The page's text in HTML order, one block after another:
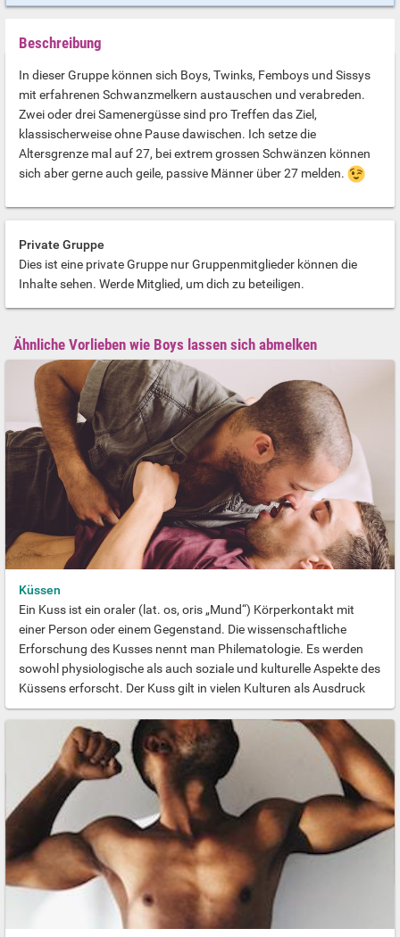
Beschreibung
In dieser Gruppe können sich Boys, Twinks, Femboys und Sissys
mit erfahrenen Schwanzmelkern austauschen und verabreden.
Zwei oder drei Samenergüsse sind pro Treffen das Ziel,
klassischerweise ohne Pause dawischen. Ich setze die
Altersgrenze mal auf 27, bei extrem grossen Schwänzen können
sich aber gerne auch geile, passive Männer über 27 melden.
Private Gruppe
Dies ist eine private Gruppe nur Gruppenmitglieder können die
Inhalte sehen. Werde Mitglied, um dich zu beteiligen.
Ähnliche Vorlieben wie Boys lassen sich abmelken
Küssen
Ein Kuss ist ein oraler (lat. os, oris „Mund“) Körperkontakt mit
einer Person oder einem Gegenstand. Die wissenschaftliche
Erforschung des Kusses nennt man Philematologie. Es werden
sowohl physiologische als auch soziale und kulturelle Aspekte des
Küssens erforscht. Der Kuss gilt in vielen Kulturen als Ausdruck
von Liebe, Freundschaft und Ehrerbietung. Die Bedeutung des
Kusses, insbesondere des in der Öffentlichkeit entbotenen
Kusses, ist jedoch kulturell unterschiedlich. In der westlichen
Kultur ist der Kuss meist Ausdruck von Liebe und Zuneigung;
häufig auch als Bestandteil sexueller Betätigung.